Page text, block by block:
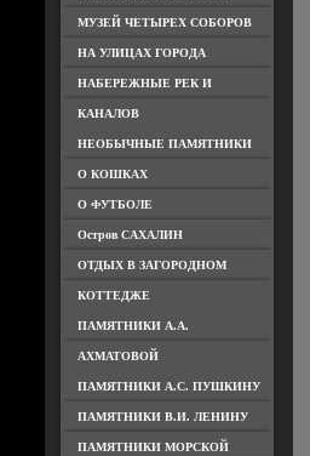
МУЗЕЙ ЧЕТЫРЕХ СОБОРОВ
НА УЛИЦАХ ГОРОДА
НАБЕРЕЖНЫЕ РЕК И
КАНАЛОВ
НЕОБЫЧНЫЕ ПАМЯТНИКИ
О КОШКАХ
О ФУТБОЛЕ
Остров САХАЛИН
ОТДЫХ В ЗАГОРОДНОМ
КОТТЕДЖЕ
ПАМЯТНИКИ А.А.
АХМАТОВОЙ
ПАМЯТНИКИ А.С. ПУШКИНУ
ПАМЯТНИКИ В.И. ЛЕНИНУ
ПАМЯТНИКИ МОРСКОЙ